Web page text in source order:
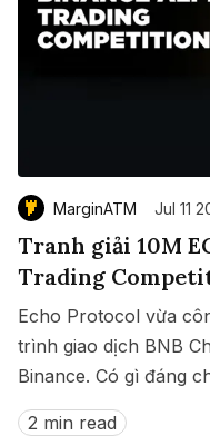
MarginATM Jul 11
Tranh giải 10M
Trading
Echo Protocol vừa
trình giao dịch BNB
Binance. Có gì đáng
này?
2 min read